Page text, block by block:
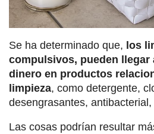
Se ha determinado que, los
compulsivos, pueden llegar
dinero en productos
limpieza, como detergente,
desengrasantes,
Las cosas podrían resultar